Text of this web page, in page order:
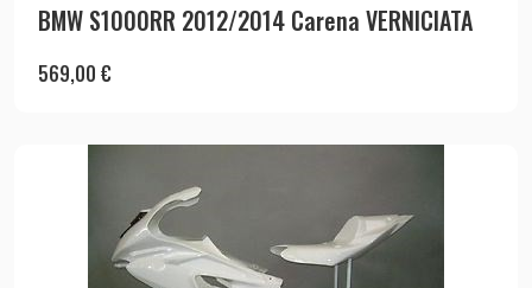
BMW S1000RR 2012/2014 Carena VERNICIATA
569,00 €